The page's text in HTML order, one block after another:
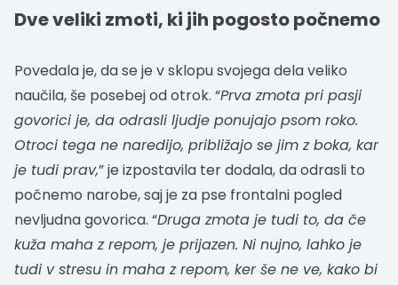
Dve veliki zmoti, ki jih pogosto počnemo
Povedala je, da se je v sklopu svojega dela veliko
naučila, še posebej od otrok. “Prva zmota pri pasji
govorici je, da odrasli ljudje ponujajo psom roko.
Otroci tega ne naredijo, približajo se jim z boka, kar
je tudi prav,” je izpostavila ter dodala, da odrasli to
počnemo narobe, saj je za pse frontalni pogled
nevljudna govorica. “Druga zmota je tudi to, da če
kuža maha z repom, je prijazen. Ni nujno, lahko je
tudi v stresu in maha z repom, ker še ne ve, kako bi